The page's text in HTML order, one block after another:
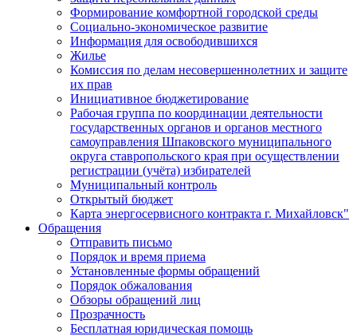
Формирование комфортной городской среды
Социально-экономическое развитие
Информация для освободившихся
Жилье
Комиссия по делам несовершеннолетних и защите
их прав
Инициативное бюджетирование
Рабочая группа по координации деятельности
государственных органов и органов местного
самоуправления Шпаковского муниципального
округа ставропольского края при осуществлении
регистрации (учёта) избирателей
Муниципальный контроль
Открытый бюджет
Карта энергосервисного контракта г. Михайловск"
Обращения
Отправить письмо
Порядок и время приема
Установленные формы обращений
Порядок обжалования
Обзоры обращений лиц
Прозрачность
Бесплатная юридическая помощь